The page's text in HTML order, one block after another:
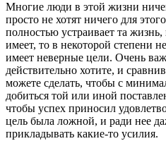
Многие люди в этой жизни
просто не хотят ничего для
полностью устраивает та
имеет, то в некоторой степени
имеет неверные цели. Очень
действительно хотите, и
можете сделать, чтобы с
добиться той или иной
чтобы успех приносил
цель была ложной, и ради нее
прикладывать какие-то усилия.